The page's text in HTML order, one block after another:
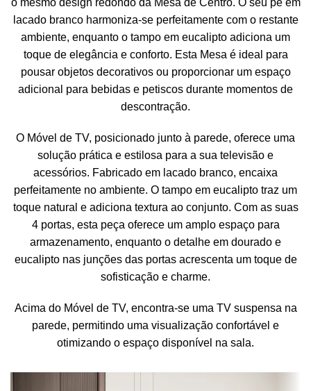
o mesmo design redondo da Mesa de Centro. O seu pé em
lacado branco harmoniza-se perfeitamente com o restante
ambiente, enquanto o tampo em eucalipto adiciona um
toque de elegância e conforto. Esta Mesa é ideal para
pousar objetos decorativos ou proporcionar um espaço
adicional para bebidas e petiscos durante momentos de
descontração.
O Móvel de TV, posicionado junto à parede, oferece uma
solução prática e estilosa para a sua televisão e
acessórios. Fabricado em lacado branco, encaixa
perfeitamente no ambiente. O tampo em eucalipto traz um
toque natural e adiciona textura ao conjunto. Com as suas
4 portas, esta peça oferece um amplo espaço para
armazenamento, enquanto o detalhe em dourado e
eucalipto nas junções das portas acrescenta um toque de
sofisticação e charme.
Acima do Móvel de TV, encontra-se uma TV suspensa na
parede, permitindo uma visualização confortável e
otimizando o espaço disponível na sala.